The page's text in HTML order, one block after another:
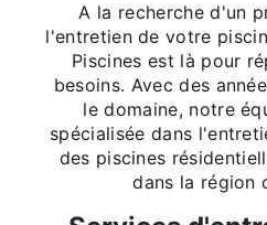
A la recherche d'un
l'entretien de votre
Piscines est là pour
besoins. Avec des
le domaine, notre
spécialisée dans
des piscines
dans la région